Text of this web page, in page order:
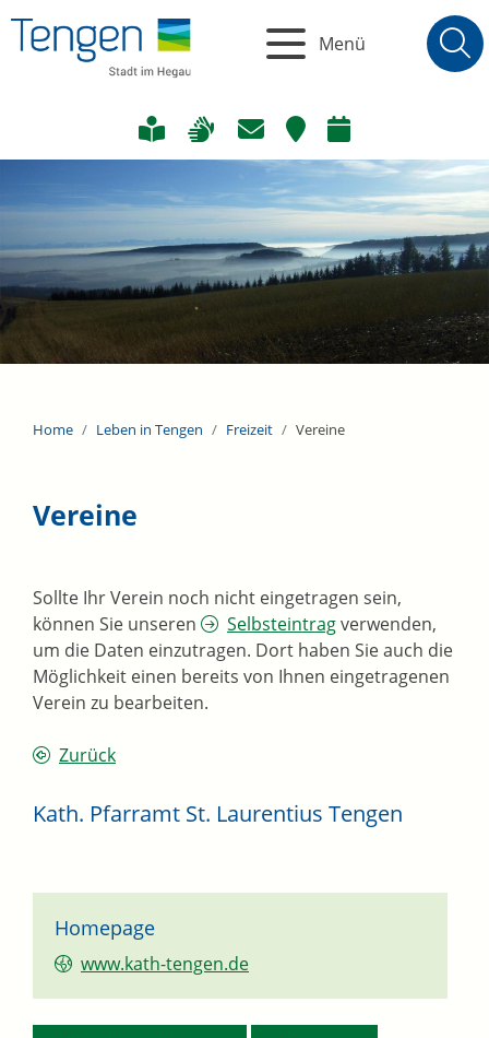
Menü
Home Leben in Tengen Freizeit Vereine
Vereine
Sollte Ihr Verein noch nicht eingetragen sein,
können Sie unseren
Selbsteintragverwenden,
um die Daten einzutragen. Dort haben Sie auch die
Möglichkeit einen bereits von Ihnen eingetragenen
Verein zu bearbeiten.
Zurück
Kath. Pfarramt St. Laurentius Tengen
Homepage
www.kath-tengen.de